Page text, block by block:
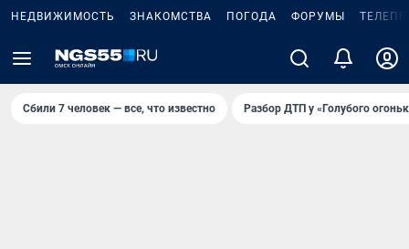
НЕДВИЖИМОСТЬ ЗНАКОМСТВА ПОГОДА ФОРУМЫ
Сбили 7 человек — все, что известно Разбор ДТП у «Голубого